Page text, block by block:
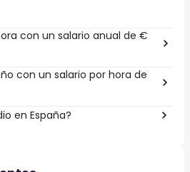
con un salario anual de €
con un salario por hora de
en España?